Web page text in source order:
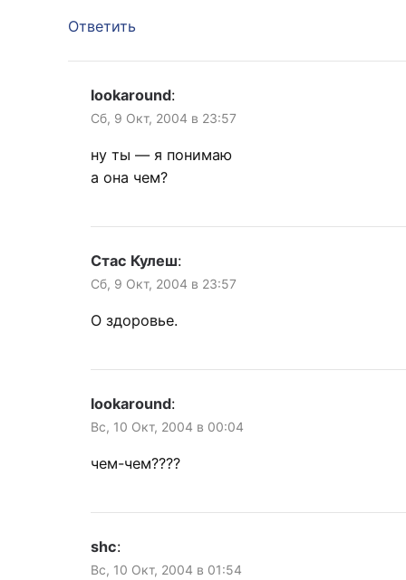
Ответить
lookaround:
Сб, 9 Окт, 2004 в 23:57
ну ты — я понимаю
а она чем?
Стас Кулеш:
Сб, 9 Окт, 2004 в 23:57
О здоровье.
lookaround:
Вс, 10 Окт, 2004 в 00:04
чем-чем????
shc:
Вс, 10 Окт, 2004 в 01:54